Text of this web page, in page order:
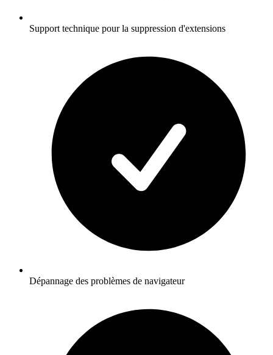
Support technique pour la suppression d'extensions
Dépannage des problèmes de navigateur